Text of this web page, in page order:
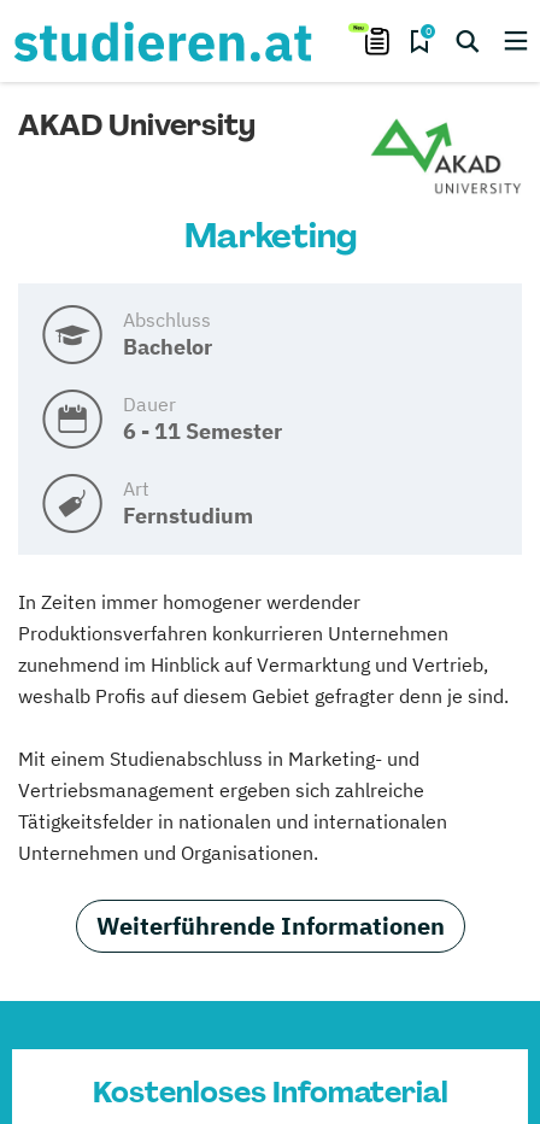
0
AKAD University
Marketing
Abschluss
Bachelor
Dauer
6 - 11 Semester
Art
Fernstudium
In Zeiten immer homogener werdender
Produktionsverfahren konkurrieren Unternehmen
zunehmend im Hinblick auf Vermarktung und Vertrieb,
weshalb Profis auf diesem Gebiet gefragter denn je sind.
Mit einem Studienabschluss in Marketing- und
Vertriebsmanagement ergeben sich zahlreiche
Tätigkeitsfelder in nationalen und internationalen
Unternehmen und Organisationen.
Weiterführende Informationen
Kostenloses Infomaterial